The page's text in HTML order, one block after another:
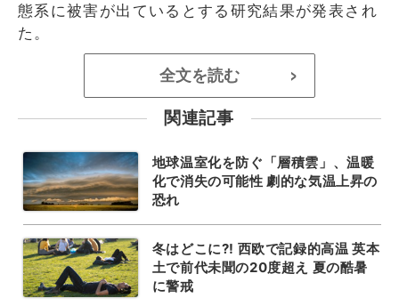
態系に被害が出ているとする研究結果が発表され
た。
全文を読む >
関連記事
地球温室化を防ぐ「層積雲」、温暖
化で消失の可能性 劇的な気温上昇の
恐れ
冬はどこに?! 西欧で記録的高温 英本
土で前代未聞の20度超え 夏の酷暑
に警戒